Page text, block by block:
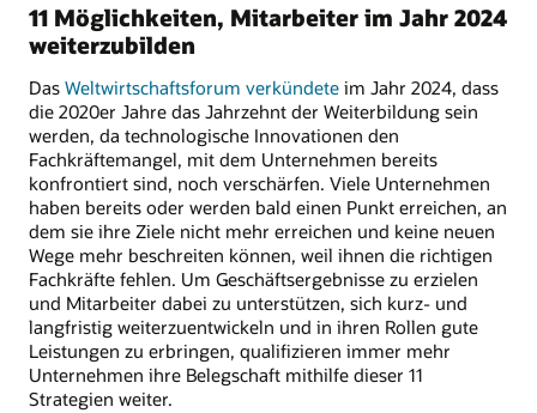
11 Möglichkeiten, Mitarbeiter im Jahr 2024
weiterzubilden
Das Weltwirtschaftsforum verkündete im Jahr 2024, dass
die 2020er Jahre das Jahrzehnt der Weiterbildung sein
werden, da technologische Innovationen den
Fachkräftemangel, mit dem Unternehmen bereits
konfrontiert sind, noch verschärfen. Viele Unternehmen
haben bereits oder werden bald einen Punkt erreichen, an
dem sie ihre Ziele nicht mehr erreichen und keine neuen
Wege mehr beschreiten können, weil ihnen die richtigen
Fachkräfte fehlen. Um Geschäftsergebnisse zu erzielen
und Mitarbeiter dabei zu unterstützen, sich kurz- und
langfristig weiterzuentwickeln und in ihren Rollen gute
Leistungen zu erbringen, qualifizieren immer mehr
Unternehmen ihre Belegschaft mithilfe dieser 11
Strategien weiter.